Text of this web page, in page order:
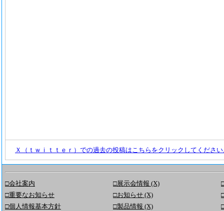
Ｘ（ｔｗｉｔｔｅｒ）での過去の投稿はこちらをクリックしてくださ
□会社案内 □展示会情報 (X)
□重要なお知らせ
□お知らせ (X)
□個人情報基本方針
□製品情報 (X)